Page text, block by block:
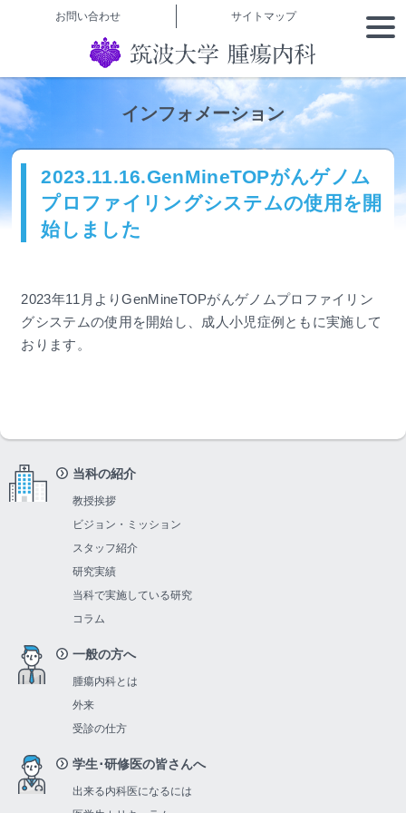
お問い合わせ サイトマップ
インフォメーション
2023.11.16.GenMineTOPがんゲノム
プロファイリングシステムの使用を開
始しました
2023年11月よりGenMineTOPがんゲノムプロファイリン
グシステムの使用を開始し、成人小児症例ともに実施して
おります。
当科の紹介
教授挨拶
ビジョン・ミッション
スタッフ紹介
研究実績
当科で実施している研究
コラム
一般の方へ
腫瘍内科とは
外来
受診の仕方
学生･研修医の皆さんへ
出来る内科医になるには